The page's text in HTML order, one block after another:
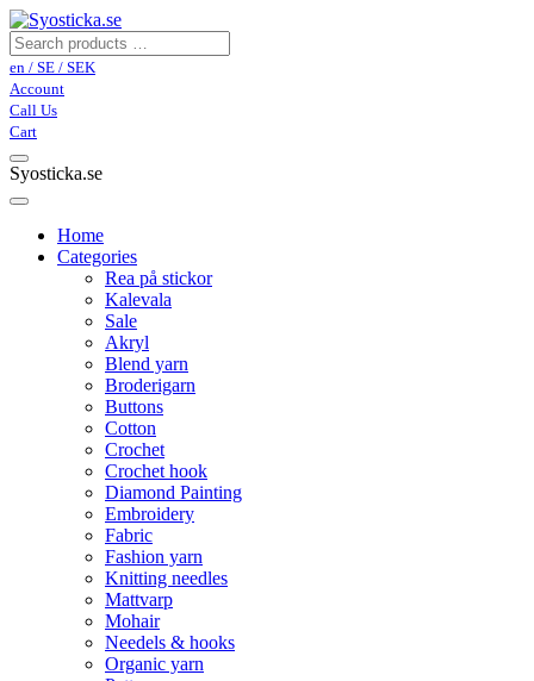
en / SE / SEK
Account
Call Us
Cart
Syosticka.se
Home
Categories
Rea på stickor
Kalevala
Sale
Akryl
Blend yarn
Broderigarn
Buttons
Cotton
Crochet
Crochet hook
Diamond Painting
Embroidery
Fabric
Fashion yarn
Knitting needles
Mattvarp
Mohair
Needels & hooks
Organic yarn